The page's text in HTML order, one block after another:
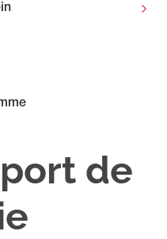
de